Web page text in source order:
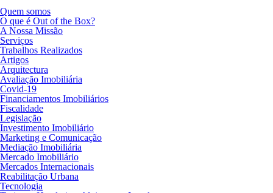
Quem somos
O que é Out of the Box?
A Nossa Missão
Serviços
Trabalhos Realizados
Artigos
Arquitectura
Avaliação Imobiliária
Covid-19
Financiamentos Imobiliários
Fiscalidade
Legislação
Investimento Imobiliário
Marketing e Comunicação
Mediação Imobiliária
Mercado Imobiliário
Mercados Internacionais
Reabilitação Urbana
Tecnologia